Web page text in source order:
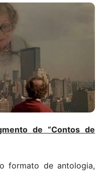
de “Contos de
formato de antologia,